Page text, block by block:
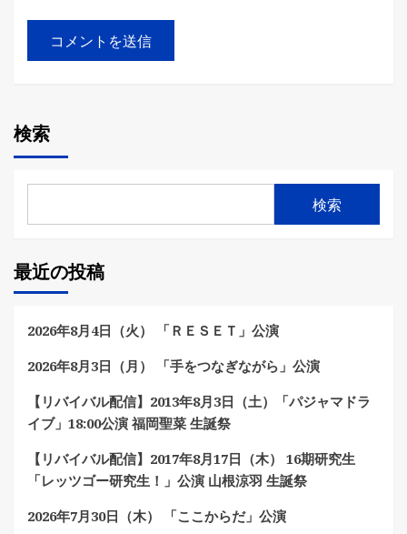
検索
検索
最近の投稿
2026年8月4日（火） 「ＲＥＳＥＴ」公演
2026年8月3日（月） 「手をつなぎながら」公演
【リバイバル配信】2013年8月3日（土）「パジャマドラ
イブ」18:00公演 福岡聖菜 生誕祭
【リバイバル配信】2017年8月17日（木） 16期研究生
「レッツゴー研究生！」公演 山根涼羽 生誕祭
2026年7月30日（木） 「ここからだ」公演